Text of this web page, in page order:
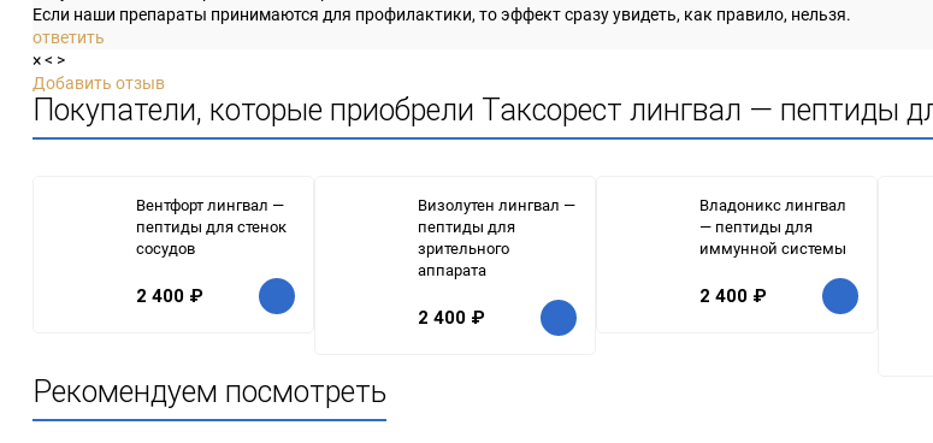
Если наши препараты принимаются для профилактики, то эффект сразу увидеть, как правило, нельзя.
ответить
×< >
Добавить отзыв
Покупатели, которые приобрели Таксорест лингвал — пептиды
Вентфорт лингвал —
пептиды для стенок
сосудов
2 400 ₽
Визолутен лингвал —
пептиды для
зрительного
аппарата
2 400 ₽
Владоникс лингвал
— пептиды для
иммунной системы
2 400 ₽
Рекомендуем посмотреть